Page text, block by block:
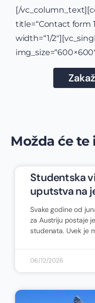
[/
title=“Contact form
width=“1/
Možda će te
Studentska
uputstva na
Svake godine od
za Austriju postaje
studenata. Uvek je
06/12/2026